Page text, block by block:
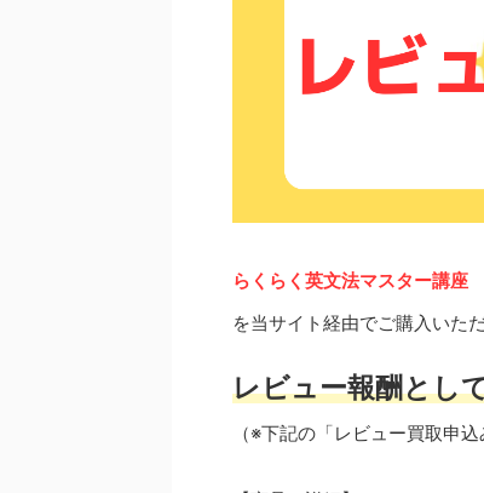
らくらく英文法マスター講座
を当サイト経由でご購入いた
レビュー報酬とし
（※下記の「レビュー買取申